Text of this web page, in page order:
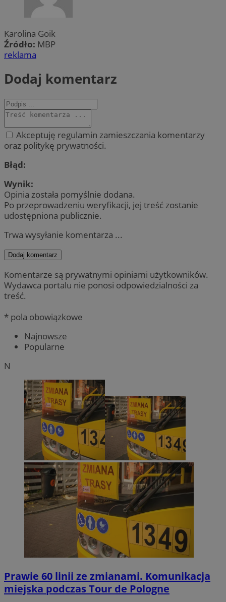
Karolina Goik
Źródło: MBP
reklama
Dodaj komentarz
Akceptuję regulamin zamieszczania komentarzy
oraz politykę prywatności.
Błąd:
Wynik:
Opinia została pomyślnie dodana.
Po przeprowadzeniu weryfikacji, jej treść zostanie
udostępniona publicznie.
Trwa wysyłanie komentarza ...
Dodaj komentarz
Komentarze są prywatnymi opiniami użytkowników.
Wydawca portalu nie ponosi odpowiedzialności za
treść.
* pola obowiązkowe
Najnowsze
Popularne
N
Prawie 60 linii ze zmianami. Komunikacja
miejska podczas Tour de Pologne